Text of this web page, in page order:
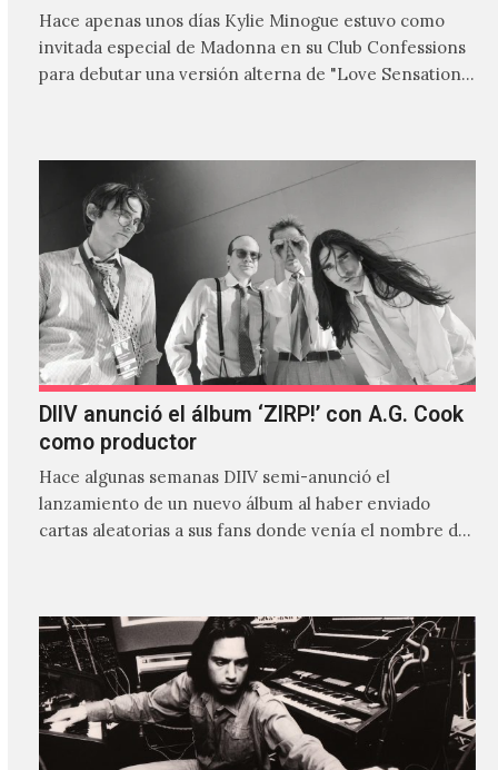
Hace apenas unos días Kylie Minogue estuvo como
invitada especial de Madonna en su Club Confessions
para debutar una versión alterna de "Love Sensation",
DIIV anunció el álbum ‘ZIRP!’ con A.G. Cook
como productor
Hace algunas semanas DIIV semi-anunció el
lanzamiento de un nuevo álbum al haber enviado
cartas aleatorias a sus fans donde venía el nombre de